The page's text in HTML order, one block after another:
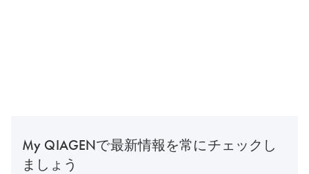
My QIAGENで最新情報を常にチェックし
ましょう